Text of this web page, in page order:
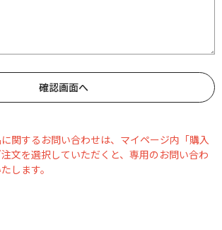
関するお問い合わせは、マイページ内「購入
文を選択していただくと、専用のお問い合わ
します。